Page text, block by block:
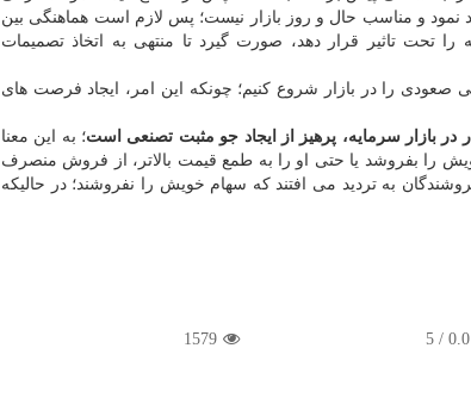
نمود و مناسب حال و روز بازار نیست؛ پس لازم است هماهنگی بین
تحت تاثیر قرار دهد، صورت گیرد تا منتهی به اتخاذ تصمیمات
صعودی را در بازار شروع کنیم؛ چونکه این امر، ایجاد فرصت های
در بازار سرمایه، پرهیز از ایجاد جو مثبت تصنعی است؛ به این معنا
را بفروشد یا حتی او را به طمع قیمت بالاتر، از فروش منصرف
به تردید می افتند که سهام خویش را نفروشند؛ در حالیکه
0.0
/ 5
1579